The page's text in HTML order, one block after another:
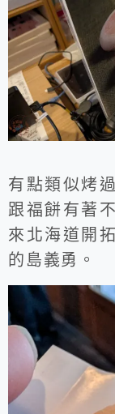
有點類似烤
跟福餅有著
來北海道開
的島義勇。